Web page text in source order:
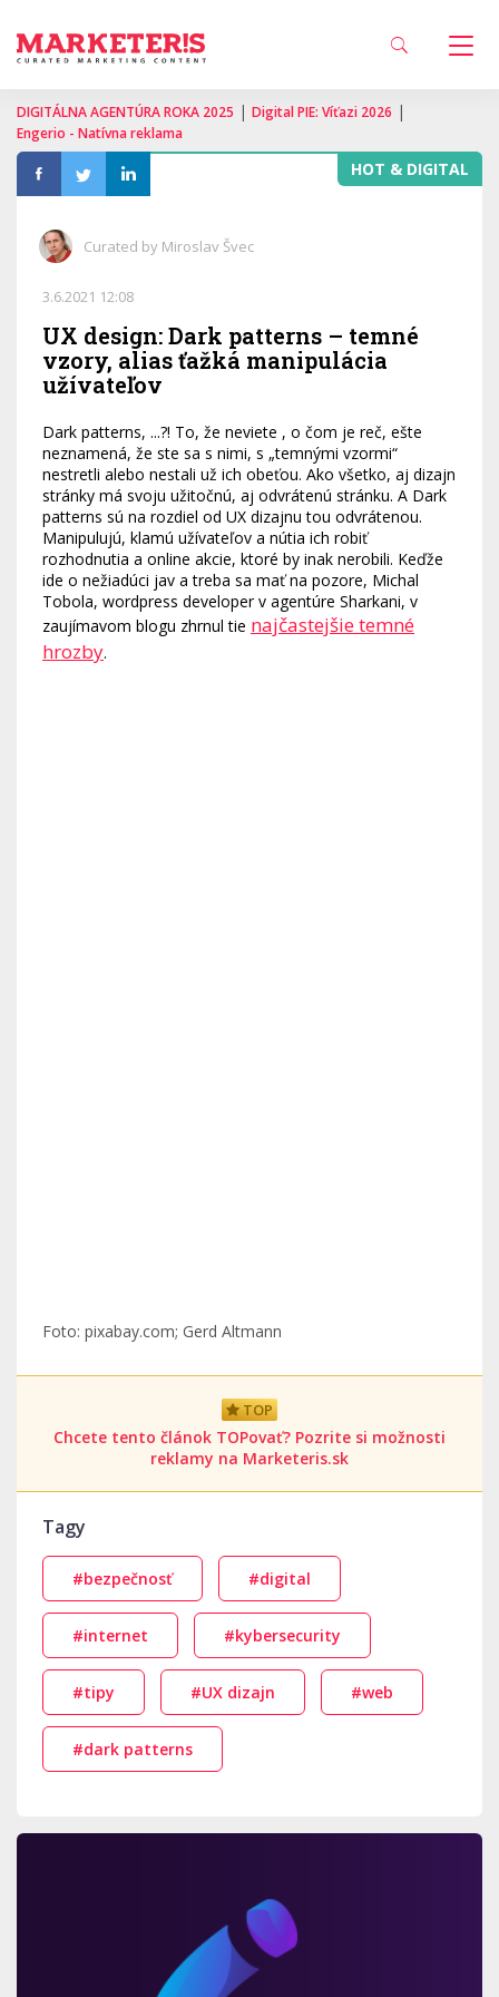
DIGITÁLNA AGENTÚRA ROKA 2025 | Digital PIE: Víťazi 2026 |
Engerio - Natívna reklama
HOT & DIGITAL
Curated by Miroslav Švec
3.6.2021 12:08
UX design: Dark patterns – temné
vzory, alias ťažká manipulácia
užívateľov
Dark patterns, ...?! To, že neviete , o čom je reč, ešte
neznamená, že ste sa s nimi, s „temnými vzormi“
nestretli alebo nestali už ich obeťou. Ako všetko, aj dizajn
stránky má svoju užitočnú, aj odvrátenú stránku. A Dark
patterns sú na rozdiel od UX dizajnu tou odvrátenou.
Manipulujú, klamú užívateľov a nútia ich robiť
rozhodnutia a online akcie, ktoré by inak nerobili. Keďže
ide o nežiadúci jav a treba sa mať na pozore, Michal
Tobola, wordpress developer v agentúre Sharkani, v
zaujímavom blogu zhrnul tie najčastejšie temné
hrozby.
Foto: pixabay.com; Gerd Altmann
TOP
Chcete tento článok TOPovať? Pozrite si možnosti
reklamy na Marketeris.sk
Tagy
#bezpečnosť #digital
#internet #kybersecurity
#tipy #UX dizajn #web
#dark patterns